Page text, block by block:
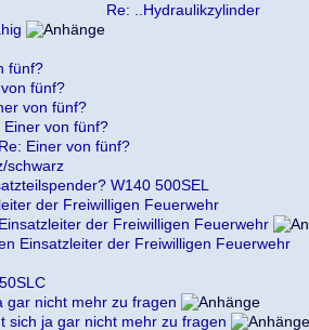
Re: ..Hydraulikzylinder
fünf?
fünf?
von fünf?
Einer von fünf?
Re: Einer von fünf?
schwarz
W140 500SEL
der Freiwilligen Feuerwehr
der Freiwilligen Feuerwehr
Einsatzleiter der Freiwilligen Feuerwehr
gar nicht mehr zu fragen
sich ja gar nicht mehr zu fragen